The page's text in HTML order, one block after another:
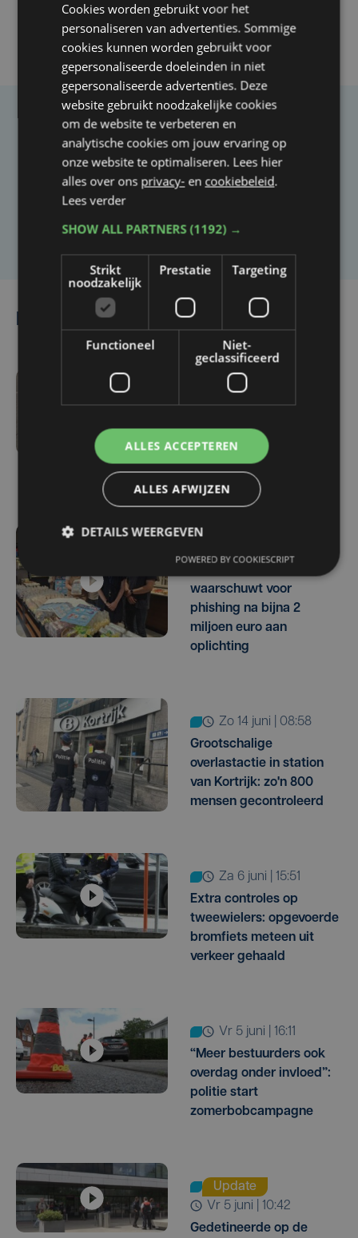
Taalfout opgemerkt?
Heb je een taal- of schrijffout opgemerkt in dit
artikel?
Laat het ons weten
wo 5 augustus | 11:52
testen nieuwe drone in
strijd tegen
migratieproblematiek
waarschuwt voor
phishing na bijna 2
miljoen euro aan
oplichting
zo 14 juni | 08:58
Grootschalige
overlastactie in station
van Kortrijk: zo'n 800
mensen gecontroleerd
za 6 juni | 15:51
Extra controles op
tweewielers: opgevoerde
bromfiets meteen uit
verkeer gehaald
vr 5 juni | 16:11
“Meer bestuurders ook
overdag onder invloed”:
politie start
zomerbobcampagne
Update
vr 5 juni | 10:42
Gedetineerde op de
Cookies worden gebruikt voor het
personaliseren van advertenties. Sommige
cookies kunnen worden gebruikt voor
gepersonaliseerde doeleinden in niet
gepersonaliseerde advertenties. Deze
website gebruikt noodzakelijke cookies
om de website te verbeteren en
analytische cookies om jouw ervaring op
onze website te optimaliseren. Lees hier
alles over ons privacy- en cookiebeleid.
Lees verder
SHOW ALL PARTNERS(1192) →
Strikt
noodzakelijk
Prestatie Targeting
Functioneel
Niet-
geclassificeerd
ALLES ACCEPTEREN
ALLES AFWIJZEN
DETAILS WEERGEVEN
POWERED BY COOKIESCRIPT